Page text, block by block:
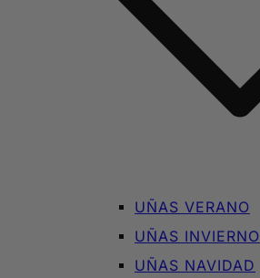
UÑAS VERANO
UÑAS INVIERNO
UÑAS NAVIDAD